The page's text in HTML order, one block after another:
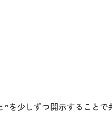
少しずつ開示することで